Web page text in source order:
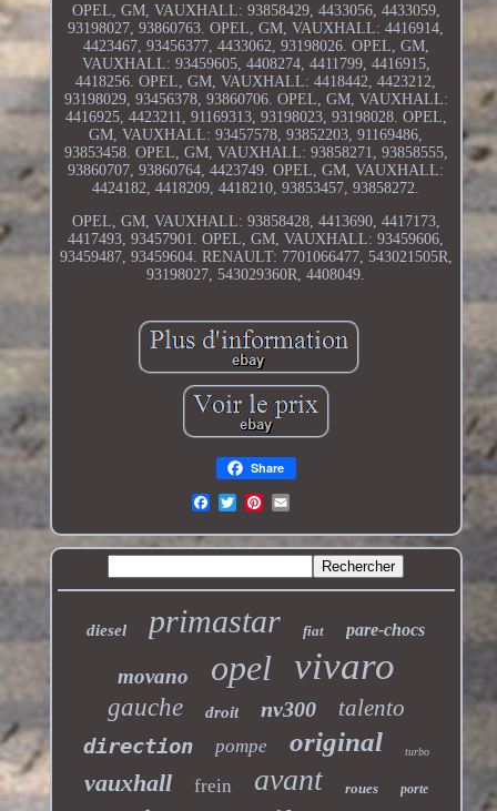
OPEL, GM, VAUXHALL: 93858429, 4433056, 4433059,
93198027, 93860763. OPEL, GM, VAUXHALL: 4416914,
4423467, 93456377, 4433062, 93198026. OPEL, GM,
VAUXHALL: 93459605, 4408274, 4411799, 4416915,
4418256. OPEL, GM, VAUXHALL: 4418442, 4423212,
93198029, 93456378, 93860706. OPEL, GM, VAUXHALL:
4416925, 4423211, 91169313, 93198023, 93198028. OPEL,
GM, VAUXHALL: 93457578, 93852203, 91169486,
93853458. OPEL, GM, VAUXHALL: 93858271, 93858555,
93860707, 93860764, 4423749. OPEL, GM, VAUXHALL:
4424182, 4418209, 4418210, 93853457, 93858272.
OPEL, GM, VAUXHALL: 93858428, 4413690, 4417173,
4417493, 93457901. OPEL, GM, VAUXHALL: 93459606,
93459487, 93459604. RENAULT: 7701066477, 543021505R,
93198027, 543029360R, 4408049.
Share
diesel primastar fiat pare-chocs
movano opel vivaro
gauche droit nv300 talento
direction pompe original turbo
vauxhall frein avant roues porte